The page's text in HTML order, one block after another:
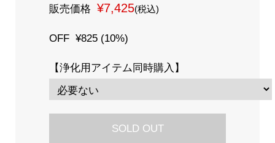
販売価格 ¥7,425(税込)
OFF ¥825 (10%)
【浄化用アイテム同時購入】
SOLD OUT